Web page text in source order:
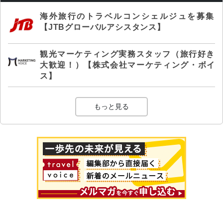
海外旅行のトラベルコンシェルジュを募集
【JTBグローバルアシスタンス】
観光マーケティング実務スタッフ（旅行好き
大歓迎！）【株式会社マーケティング・ボイ
ス】
もっと見る